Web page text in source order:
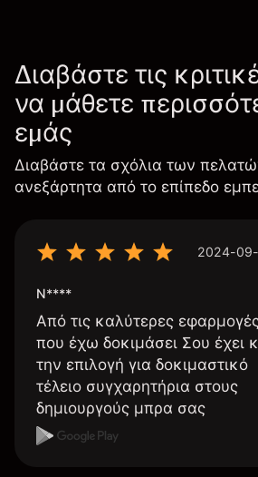
Διαβάστε τις
να μάθετε
εμάς
Διαβάστε τα σχόλια των
ανεξάρτητα από το επίπεδο
2024-
N****
Από τις καλύτερες
που έχω δοκιμάσει Σου έχει
την επιλογή για δοκιμαστικό
τέλειο συγχαρητήρια στους
δημιουργούς μπρα σας